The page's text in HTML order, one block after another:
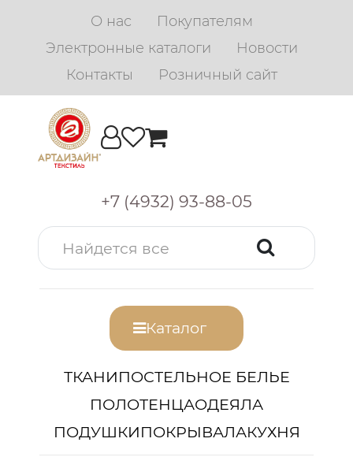
О нас
Покупателям
Электронные каталоги
Новости
Контакты
Розничный сайт
+7 (4932) 93-88-05
Каталог
ТКАНИПОСТЕЛЬНОЕ БЕЛЬЕ
ПОЛОТЕНЦАОДЕЯЛА
ПОДУШКИПОКРЫВАЛАКУХНЯ